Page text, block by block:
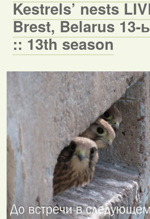
Kestrels’ nests
Brest, Belarus 13-
:: 13th season